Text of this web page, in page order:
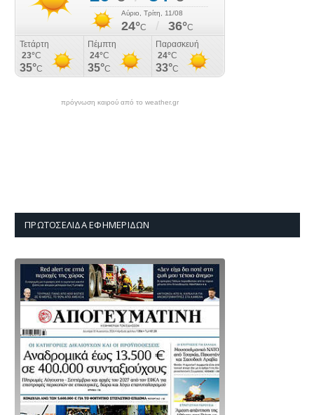
πρόγνωση καιρού από το weather.gr
ΠΡΩΤΟΣΈΛΙΔΑ ΕΦΗΜΕΡΊΔΩΝ